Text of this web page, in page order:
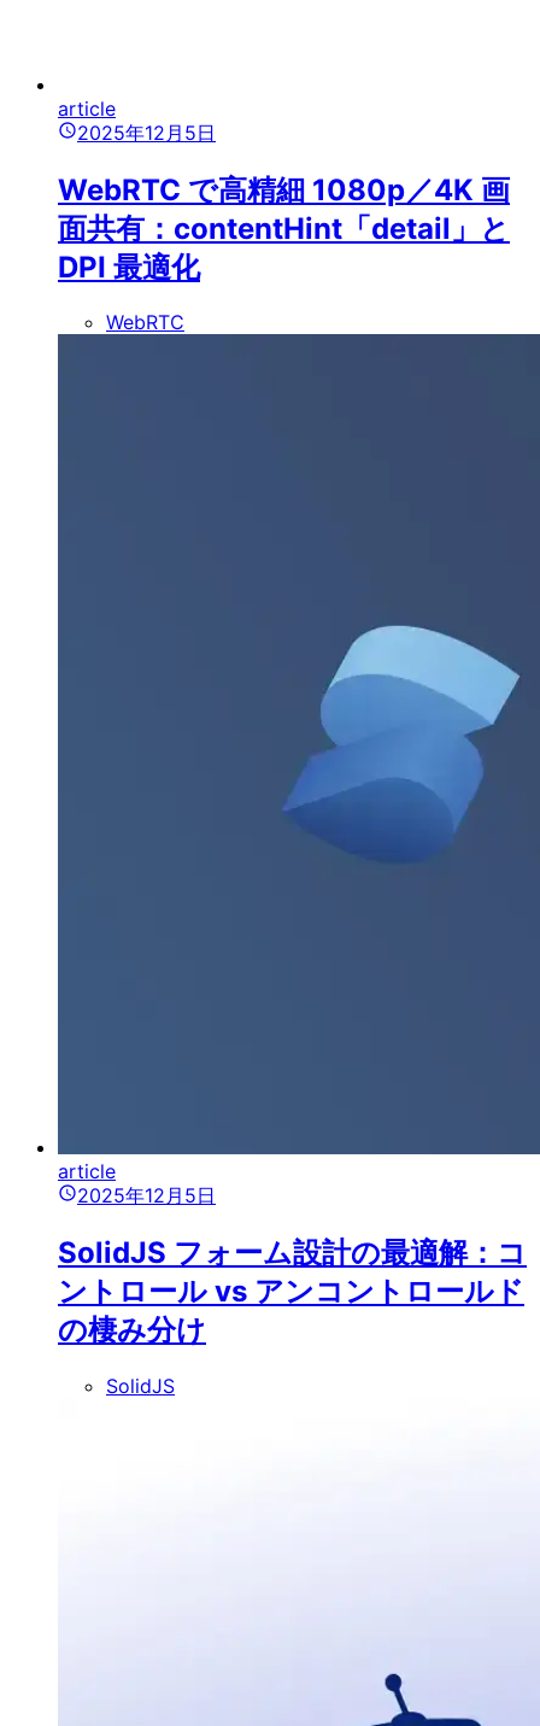
article
2025年12月5日
WebRTC で高精細 1080p／4K 画
面共有：contentHint「detail」と
DPI 最適化
WebRTC
article
2025年12月5日
SolidJS フォーム設計の最適解：コ
ントロール vs アンコントロールド
の棲み分け
SolidJS